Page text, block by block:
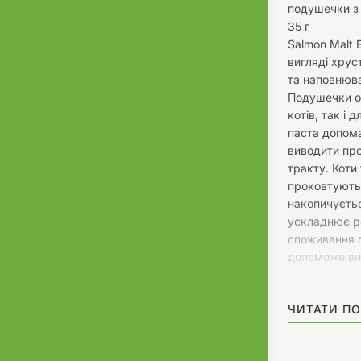
подушечки
35 г
Salmon Malt
вигляді
та
Подушечки
котів, так і
паста
виводити
тракту.
ускладнює
споживання
допоможе
Склад:
Зернові,
ЧИТАТИ